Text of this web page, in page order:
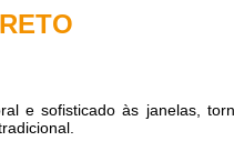
e sofisticado às janelas,